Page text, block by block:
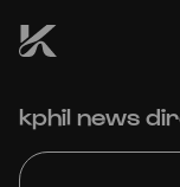
kphil news